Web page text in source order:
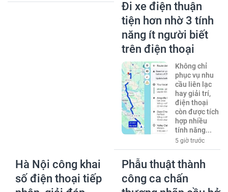
Đi xe điện thuận
tiện hơn nhờ 3 tính
năng ít người biết
trên điện thoại
Không chỉ
phục vụ nhu
cầu liên lạc
hay giải trí,
điện thoại
còn được tích
hợp nhiều
tính năng...
5 giờ trước
Hà Nội công khai
số điện thoại tiếp
Phẫu thuật thành
công ca chấn